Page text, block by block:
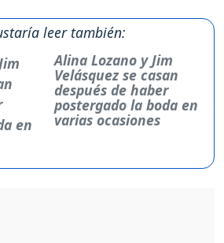
leer también:
Alina Lozano y Jim
Velásquez se casan
después de haber
postergado la boda en
varias ocasiones